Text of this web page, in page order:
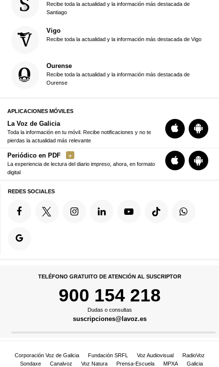
Recibe toda la actualidad y la información más destacada de
Santiago
Vigo
Recibe toda la actualidad y la información más destacada de Vigo
Ourense
Recibe toda la actualidad y la información más destacada de
Ourense
APLICACIONES MÓVILES
La Voz de Galicia
Toda la información en tu móvil. Recibe notificaciones y no te
pierdas la actualidad más relevante
Periódico en PDF
La experiencia de lectura del diario impreso, ahora, en formato
digital
REDES SOCIALES
TELÉFONO GRATUITO DE ATENCIÓN AL SUSCRIPTOR
900 154 218
Dudas o consultas
suscripciones@lavoz.es
Corporación Voz de Galicia Fundación SRFL Voz Audiovisual
RadioVoz
Sondaxe
Canalvoz Voz Natura Prensa-Escuela MPXA Galicia